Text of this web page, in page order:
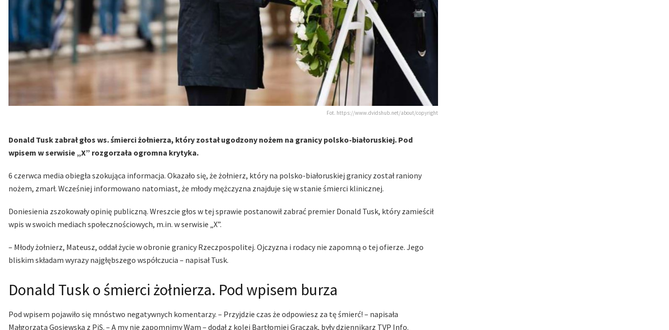
Fot. https://www.dvidshub.net/about/copyright
Donald Tusk zabrał głos ws. śmierci żołnierza, który został ugodzony nożem na granicy polsko-białoruskiej. Pod
wpisem w serwisie „X” rozgorzała ogromna krytyka.
6 czerwca media obiegła szokująca informacja. Okazało się, że żołnierz, który na polsko-białoruskiej granicy został raniony
nożem, zmarł. Wcześniej informowano natomiast, że młody mężczyzna znajduje się w stanie śmierci klinicznej.
Doniesienia zszokowały opinię publiczną. Wreszcie głos w tej sprawie postanowił zabrać premier Donald Tusk, który zamieścił
wpis w swoich mediach społecznościowych, m.in. w serwisie „X”.
– Młody żołnierz, Mateusz, oddał życie w obronie granicy Rzeczpospolitej. Ojczyzna i rodacy nie zapomną o tej ofierze. Jego
bliskim składam wyrazy najgłębszego współczucia – napisał Tusk.
Donald Tusk o śmierci żołnierza. Pod wpisem burza
Pod wpisem pojawiło się mnóstwo negatywnych komentarzy. – Przyjdzie czas że odpowiesz za tę śmierć! – napisała
Małgorzata Gosiewska z PiS. – A my nie zapomnimy Wam – dodał z kolei Bartłomiej Graczak, były dziennikarz TVP Info.